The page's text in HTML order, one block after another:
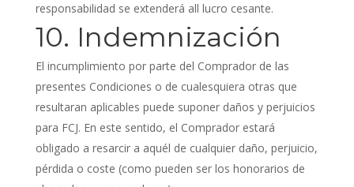
responsabilidad se extenderá all lucro cesante.
10. Indemnización
El incumplimiento por parte del Comprador de las
presentes Condiciones o de cualesquiera otras que
resultaran aplicables puede suponer daños y perjuicios
para FCJ. En este sentido, el Comprador estará
obligado a resarcir a aquél de cualquier daño, perjuicio,
pérdida o coste (como pueden ser los honorarios de